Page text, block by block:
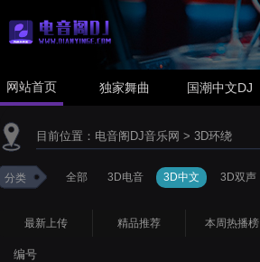
网站首页 独家舞曲 国潮中文DJ
目前位置： 电音阁DJ音乐网 > 3D环绕
分类 全部 3D电音 3D中文 3D双声
最新上传 精品推荐 本周热播榜
编号